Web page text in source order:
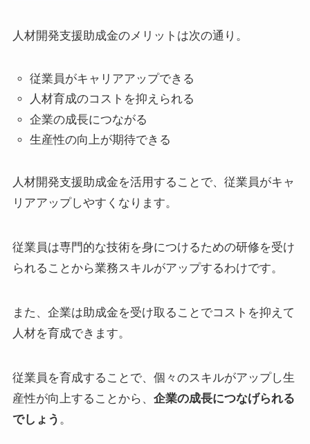
人材開発支援助成金のメリットは次の通り。
従業員がキャリアアップできる
人材育成のコストを抑えられる
企業の成長につながる
生産性の向上が期待できる
人材開発支援助成金を活用することで、従業員がキャ
リアアップしやすくなります。
従業員は専門的な技術を身につけるための研修を受け
られることから業務スキルがアップするわけです。
また、企業は助成金を受け取ることでコストを抑えて
人材を育成できます。
従業員を育成することで、個々のスキルがアップし生
産性が向上することから、 企業の成長につなげられる
でしょう 。